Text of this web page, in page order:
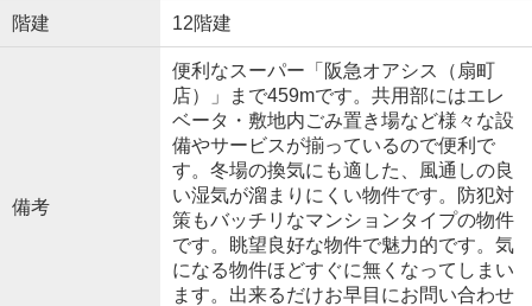
階建 12階建
備考
便利なスーパー「阪急オアシス（扇町
店）」まで459mです。共用部にはエレ
ベータ・敷地内ごみ置き場など様々な設
備やサービスが揃っているので便利で
す。冬場の換気にも適した、風通しの良
い湿気が溜まりにくい物件です。防犯対
策もバッチリなマンションタイプの物件
です。眺望良好な物件で魅力的です。気
になる物件ほどすぐに無くなってしまい
ます。出来るだけお早目にお問い合わせ